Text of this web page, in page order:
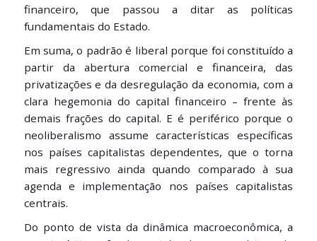
financeiro, que passou a ditar as políticas
fundamentais do Estado.
Em suma, o padrão é liberal porque foi constituído a
partir da abertura comercial e financeira, das
privatizações e da desregulação da economia, com a
clara hegemonia do capital financeiro – frente às
demais frações do capital. E é periférico porque o
neoliberalismo assume características específicas
nos países capitalistas dependentes, que o torna
mais regressivo ainda quando comparado à sua
agenda e implementação nos países capitalistas
centrais.
Do ponto de vista da dinâmica macroeconômica, a